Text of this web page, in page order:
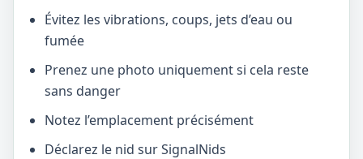
Évitez les vibrations, coups, jets d’eau ou
fumée
Prenez une photo uniquement si cela reste
sans danger
Notez l’emplacement précisément
Déclarez le nid sur SignalNids